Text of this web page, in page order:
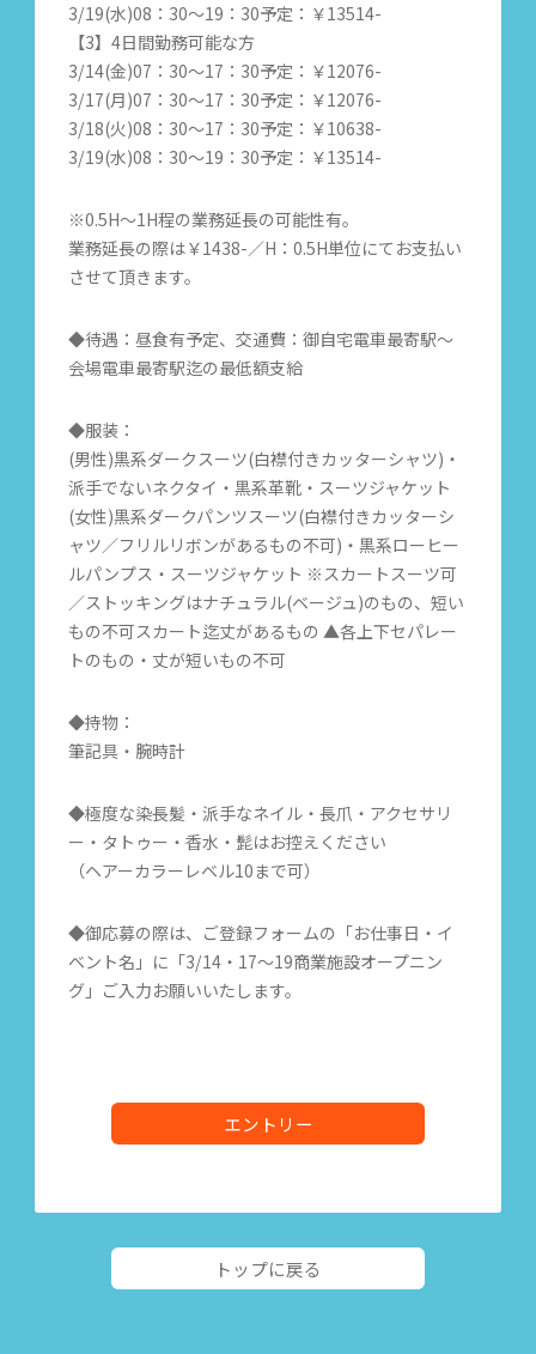
3/19(水)08：30～19：30予定：￥13514-
【3】4日間勤務可能な方
3/14(金)07：30～17：30予定：￥12076-
3/17(月)07：30～17：30予定：￥12076-
3/18(火)08：30～17：30予定：￥10638-
3/19(水)08：30～19：30予定：￥13514-
※0.5H～1H程の業務延長の可能性有。
業務延長の際は￥1438-／H：0.5H単位にてお支払い
させて頂きます。
◆待遇：昼食有予定、交通費：御自宅電車最寄駅〜
会場電車最寄駅迄の最低額支給
◆服装：
(男性)黒系ダークスーツ(白襟付きカッターシャツ)・
派手でないネクタイ・黒系革靴・スーツジャケット
(女性)黒系ダークパンツスーツ(白襟付きカッターシ
ャツ／フリルリボンがあるもの不可)・黒系ローヒー
ルパンプス・スーツジャケット ※スカートスーツ可
／ストッキングはナチュラル(ベージュ)のもの、短い
もの不可スカート迄丈があるもの ▲各上下セパレー
トのもの・丈が短いもの不可
◆持物：
筆記具・腕時計
◆極度な染長髪・派手なネイル・長爪・アクセサリ
ー・タトゥー・香水・髭はお控えください
（ヘアーカラーレベル10まで可）
◆御応募の際は、ご登録フォームの「お仕事日・イ
ベント名」に「3/14・17～19商業施設オープニン
グ」ご入力お願いいたします。
エントリー
トップに戻る